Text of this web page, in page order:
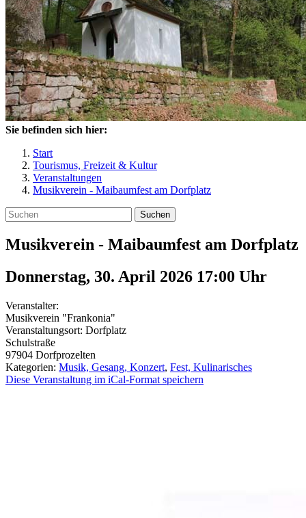
Sie befinden sich hier:
Start
Tourismus, Freizeit & Kultur
Veranstaltungen
Musikverein - Maibaumfest am Dorfplatz
Suchen
Musikverein - Maibaumfest am Dorfplatz
Donnerstag, 30. April 2026 17:00 Uhr
Veranstalter:
Musikverein "Frankonia"
Veranstaltungsort: Dorfplatz
Schulstraße
97904 Dorfprozelten
Kategorien: Musik, Gesang, Konzert, Fest, Kulinarisches
Diese Veranstaltung im iCal-Format speichern